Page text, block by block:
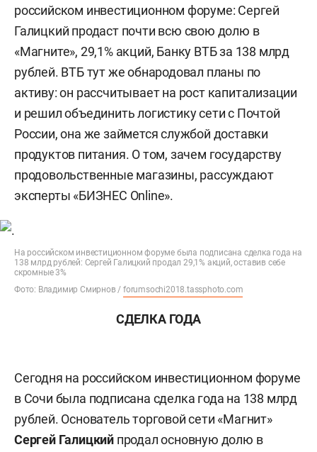
российском инвестиционном форуме: Сергей
Галицкий продаст почти всю свою долю в
«Магните», 29,1% акций, Банку ВТБ за 138 млрд
рублей. ВТБ тут же обнародовал планы по
активу: он рассчитывает на рост капитализации
и решил объединить логистику сети с Почтой
России, она же займется службой доставки
продуктов питания. О том, зачем государству
продовольственные магазины, рассуждают
эксперты «БИЗНЕС Online».
На российском инвестиционном форуме была подписана сделка года на
138 млрд рублей: Сергей Галицкий продал 29,1% акций, оставив себе
скромные 3%
Фото: Владимир Смирнов /forumsochi2018.tassphoto.com
СДЕЛКА ГОДА
Сегодня на российском инвестиционном форуме
в Сочи была подписана сделка года на 138 млрд
рублей. Основатель торговой сети «Магнит»
Сергей Галицкий продал основную долю в